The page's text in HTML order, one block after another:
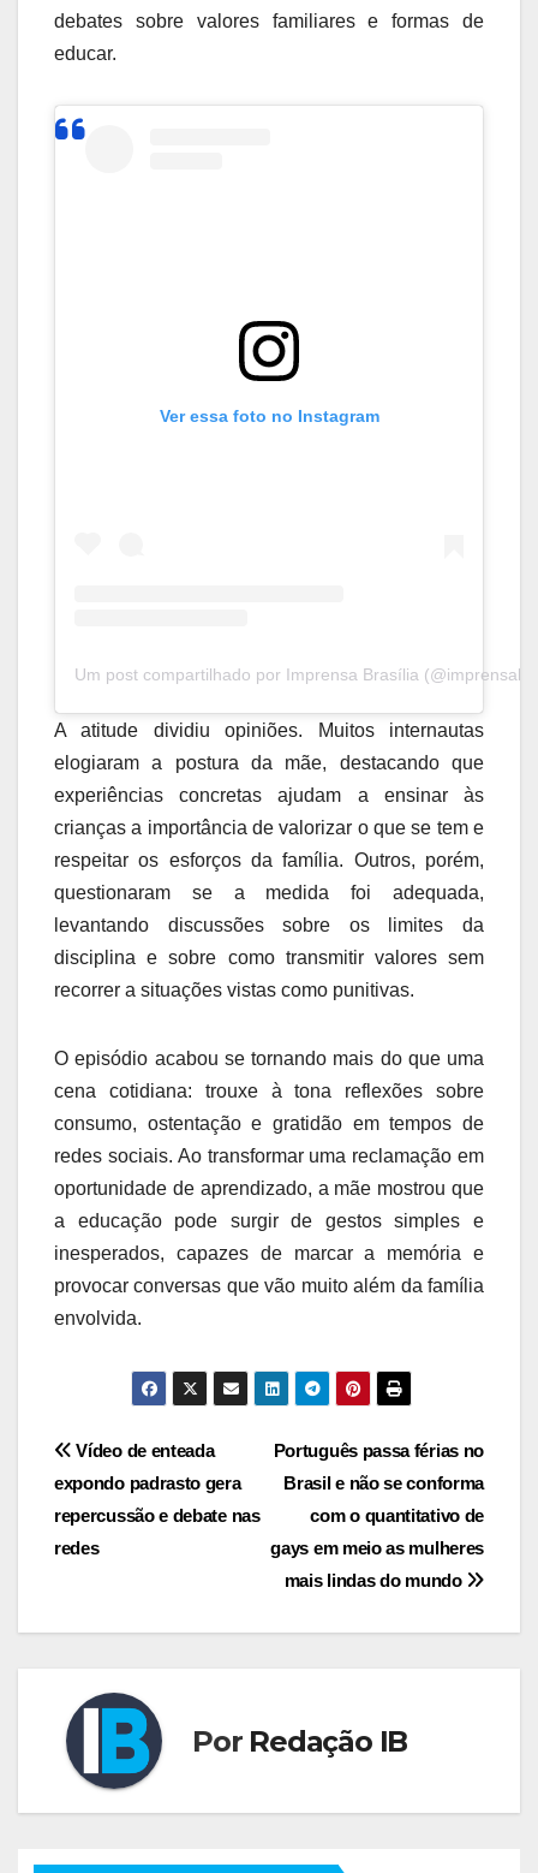
debates sobre valores familiares e formas de
educar.
Ver essa foto no Instagram
Um post compartilhado por Imprensa Brasília
A atitude dividiu opiniões. Muitos internautas
elogiaram a postura da mãe, destacando que
experiências concretas ajudam a ensinar às
crianças a importância de valorizar o que se tem e
respeitar os esforços da família. Outros, porém,
questionaram se a medida foi adequada,
levantando discussões sobre os limites da
disciplina e sobre como transmitir valores sem
recorrer a situações vistas como punitivas.
O episódio acabou se tornando mais do que uma
cena cotidiana: trouxe à tona reflexões sobre
consumo, ostentação e gratidão em tempos de
redes sociais. Ao transformar uma reclamação em
oportunidade de aprendizado, a mãe mostrou que
a educação pode surgir de gestos simples e
inesperados, capazes de marcar a memória e
provocar conversas que vão muito além da família
envolvida.
Navegação
de
Post
Português passa férias no
Brasil e não se conforma
com o quantitativo de
gays em meio as mulheres
mais lindas do mundo
Vídeo de enteada
expondo padrasto gera
repercussão e debate nas
redes
Por Redação IB